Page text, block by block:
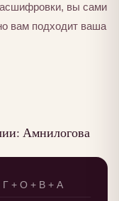
вы сами
вам подходит ваша
Амнилогова
Г + О + В + А